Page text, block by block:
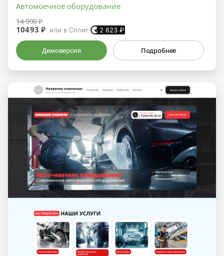
Автомоечное оборудование
14 990 ₽
10493 ₽ или в Сплит 2 623 ₽
Демоверсия Подробнее